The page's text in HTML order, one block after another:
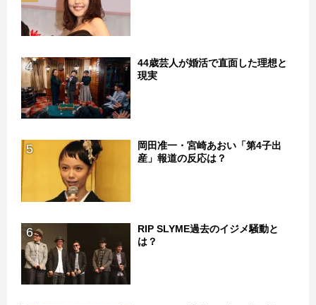
4
44歳芸人が婚活で直面した理想と
現実
5
岡田准一・宮崎あおい「第4子出
産」報道の反応は？
6
RIP SLYME過去のイジメ騒動と
は？